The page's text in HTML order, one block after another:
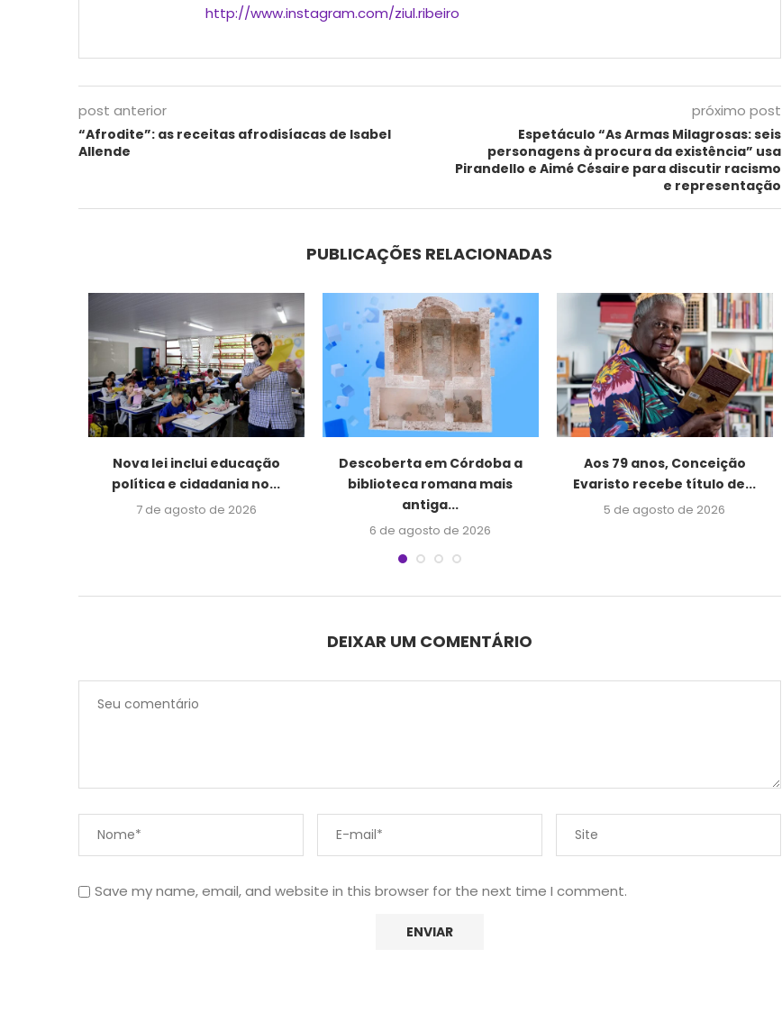
http://www.instagram.com/ziul.ribeiro
post anterior
“Afrodite”: as receitas afrodisíacas de Isabel
Allende
próximo post
Espetáculo “As Armas Milagrosas: seis
personagens à procura da existência” usa
Pirandello e Aimé Césaire para discutir racismo
e representação
PUBLICAÇÕES RELACIONADAS
Nova lei inclui educação
política e cidadania no...
7 de agosto de 2026
Descoberta em Córdoba a
biblioteca romana mais
antiga...
6 de agosto de 2026
Aos 79 anos, Conceição
Evaristo recebe título de...
5 de agosto de 2026
DEIXAR UM COMENTÁRIO
Save my name, email, and website in this browser for the next time I comment.